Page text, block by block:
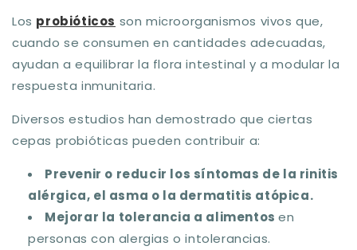
Los probióticos son microorganismos vivos que,
cuando se consumen en cantidades adecuadas,
ayudan a equilibrar la flora intestinal y a modular la
respuesta inmunitaria.
Diversos estudios han demostrado que ciertas
cepas probióticas pueden contribuir a:
Prevenir o reducir los síntomas de la rinitis
alérgica, el asma o la dermatitis atópica.
Mejorar la tolerancia a alimentos en
personas con alergias o intolerancias.